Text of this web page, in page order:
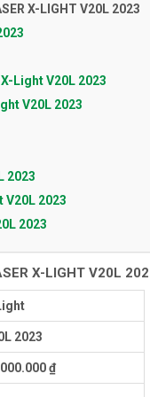
X-LIGHT V20L 2023
Light V20L 2023
V20L 2023
2023
2023
2023
X-LIGHT V20L
2023
₫